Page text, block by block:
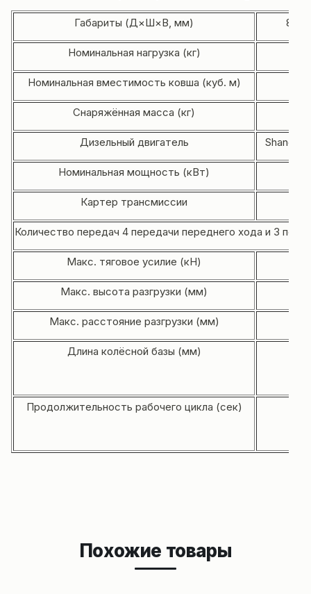
Габариты (Д×Ш×В, мм)
Номинальная нагрузка (кг)
Номинальная вместимость ковша (куб. м)
Снаряжённая масса (кг)
Дизельный двигатель Shanghai
Номинальная мощность (кВт)
Картер трансмиссии
Количество передач 4 передачи переднего хода и 3
Макс. тяговое усилие (кН)
Макс. высота разгрузки (мм)
Макс. расстояние разгрузки (мм)
Длина колёсной базы (мм)
Продолжительность рабочего цикла (сек)
Похожие товары